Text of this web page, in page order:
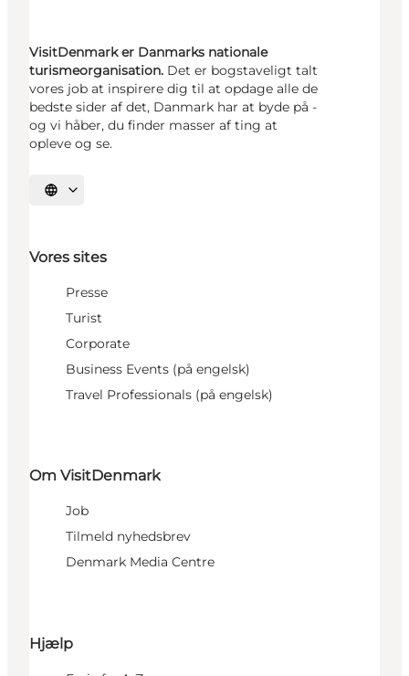
VisitDenmark er Danmarks nationale
turismeorganisation. Det er bogstaveligt talt
vores job at inspirere dig til at opdage alle de
bedste sider af det, Danmark har at byde på -
og vi håber, du finder masser af ting at
opleve og se.
Vælg sprog
Vores sites
Presse
Turist
Corporate
Business Events (på engelsk)
Travel Professionals (på engelsk)
Om VisitDenmark
Job
Tilmeld nyhedsbrev
Denmark Media Centre
Hjælp